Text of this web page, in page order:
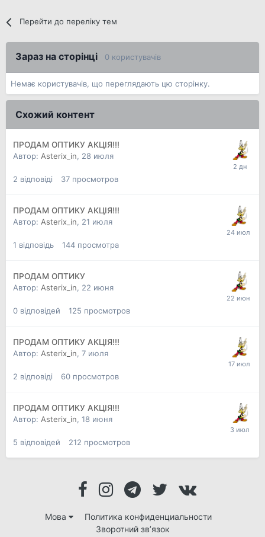
Перейти до переліку тем
Зараз на сторінці 0 користувачів
Немає користувачів, що переглядають цю сторінку.
Схожий контент
ПРОДАМ ОПТИКУ АКЦІЯ!!!
Автор: Asterix_in, 28 июля
2 відповіді 37 просмотров
ПРОДАМ ОПТИКУ АКЦІЯ!!!
Автор: Asterix_in, 21 июля
1 відповідь 144 просмотра
ПРОДАМ ОПТИКУ
Автор: Asterix_in, 22 июня
0 відповідей 125 просмотров
ПРОДАМ ОПТИКУ АКЦІЯ!!!
Автор: Asterix_in, 7 июля
2 відповіді 60 просмотров
ПРОДАМ ОПТИКУ АКЦІЯ!!!
Автор: Asterix_in, 18 июня
5 відповідей 212 просмотров
Мова
Политика конфиденциальности
Зворотний зв’язок